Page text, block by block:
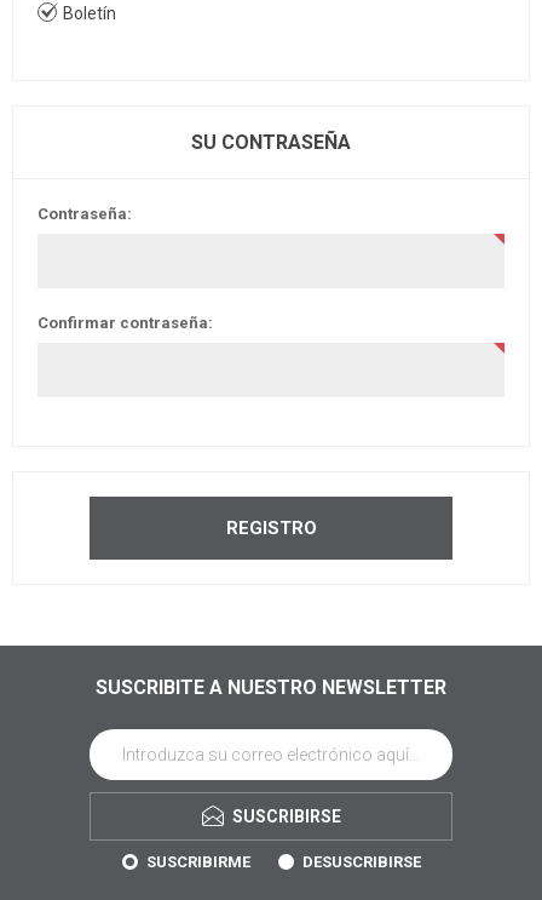
Boletín
SU CONTRASEÑA
Contraseña:
Confirmar contraseña:
SUSCRIBITE A NUESTRO NEWSLETTER
SUSCRIBIRSE
SUSCRIBIRME DESUSCRIBIRSE